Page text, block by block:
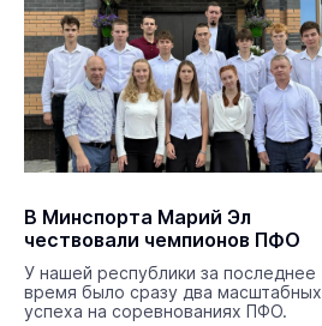
В Минспорта Марий Эл
чествовали чемпионов ПФО
У нашей республики за последнее
время было сразу два масштабных
успеха на соревнованиях ПФО.